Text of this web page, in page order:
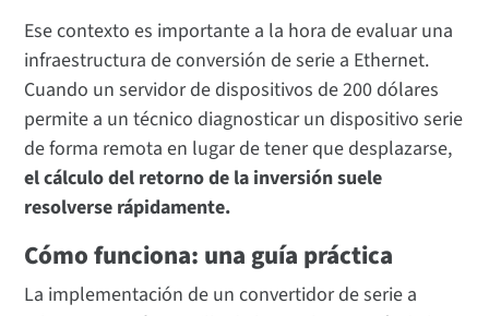
Ese contexto es importante a la hora de evaluar una
infraestructura de conversión de serie a Ethernet.
Cuando un servidor de dispositivos de 200 dólares
permite a un técnico diagnosticar un dispositivo serie
de forma remota en lugar de tener que desplazarse,
el cálculo del retorno de la inversión suele
resolverse rápidamente.
Cómo funciona: una guía práctica
La implementación de un convertidor de serie a